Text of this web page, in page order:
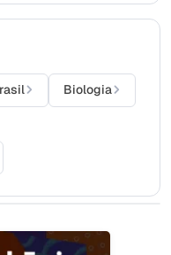
Biologia